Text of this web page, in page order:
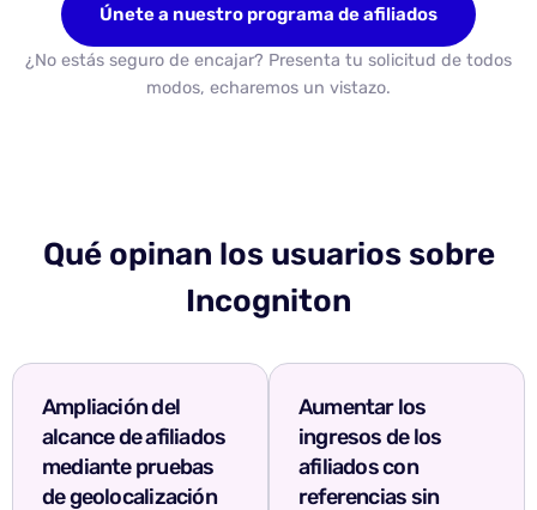
Únete a nuestro programa de afiliados
¿No estás seguro de encajar? Presenta tu solicitud de todos
modos, echaremos un vistazo.
Qué opinan los usuarios sobre
Incogniton
Ampliación del
alcance de afiliados
mediante pruebas
de geolocalización
Aumentar los
ingresos de los
afiliados con
referencias sin